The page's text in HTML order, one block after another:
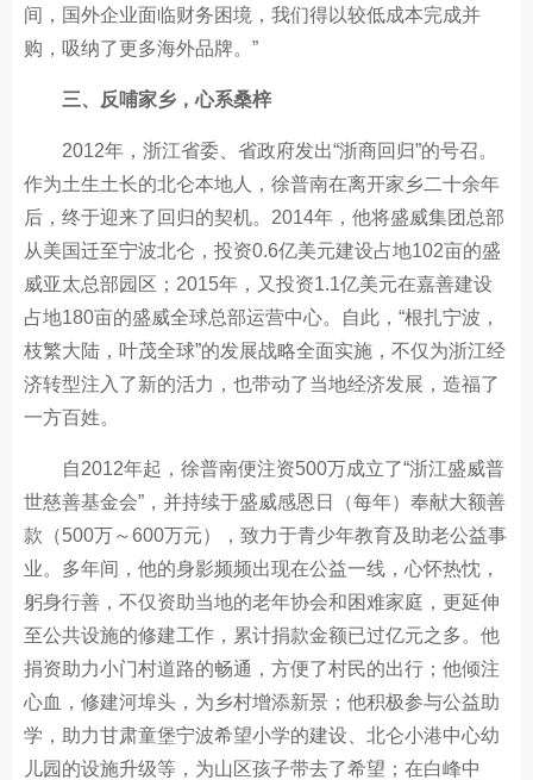
间，国外企业面临财务困境，我们得以较低成本完成并
购，吸纳了更多海外品牌。”
三、反哺家乡，心系桑梓
2012年，浙江省委、省政府发出“浙商回归”的号召。
作为土生土长的北仑本地人，徐普南在离开家乡二十余年
后，终于迎来了回归的契机。2014年，他将盛威集团总部
从美国迁至宁波北仑，投资0.6亿美元建设占地102亩的盛
威亚太总部园区；2015年，又投资1.1亿美元在嘉善建设
占地180亩的盛威全球总部运营中心。自此，“根扎宁波，
枝繁大陆，叶茂全球”的发展战略全面实施，不仅为浙江经
济转型注入了新的活力，也带动了当地经济发展，造福了
一方百姓。
自2012年起，徐普南便注资500万成立了“浙江盛威普
世慈善基金会”，并持续于盛威感恩日（每年）奉献大额善
款（500万～600万元），致力于青少年教育及助老公益事
业。多年间，他的身影频频出现在公益一线，心怀热忱，
躬身行善，不仅资助当地的老年协会和困难家庭，更延伸
至公共设施的修建工作，累计捐款金额已过亿元之多。他
捐资助力小门村道路的畅通，方便了村民的出行；他倾注
心血，修建河埠头，为乡村增添新景；他积极参与公益助
学，助力甘肃童堡宁波希望小学的建设、北仑小港中心幼
儿园的设施升级等，为山区孩子带去了希望；在白峰中